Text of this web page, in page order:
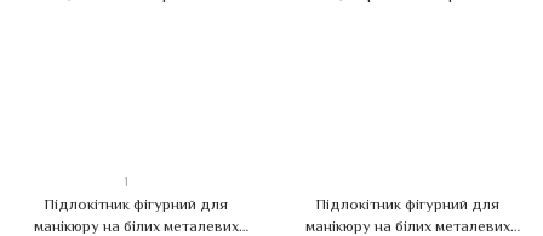
1
Підлокітник фігурний для
манікюру на білих металевих
Підлокітник фігурний для
манікюру на білих металевих